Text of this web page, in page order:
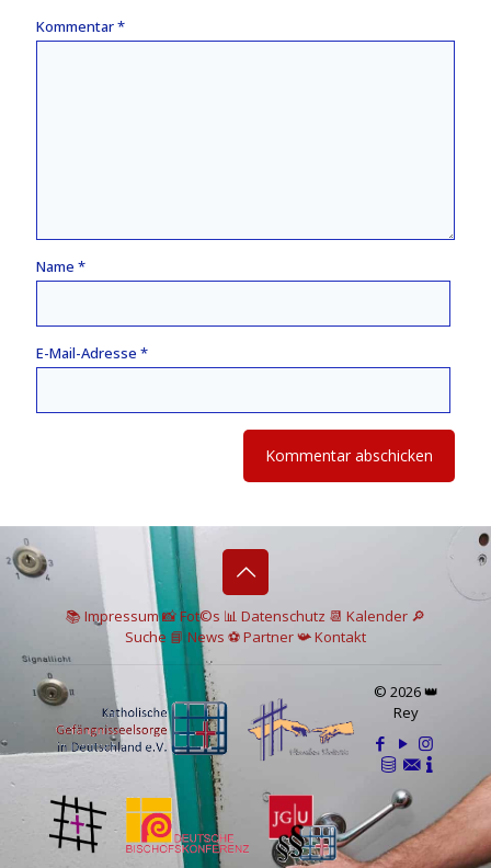
Kommentar*
Name *
E-Mail-Adresse *
📚 Impressum📸Fot©s 📊 Datenschutz 📆 Kalender 🔎
Suche 📘 News ⚽Partner📯Kontakt
© 2026 👑
Rey